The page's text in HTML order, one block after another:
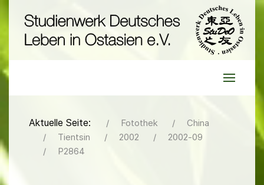
Aktuelle Seite: Fotothek
China
Tientsin
2002
2002-09
P2864